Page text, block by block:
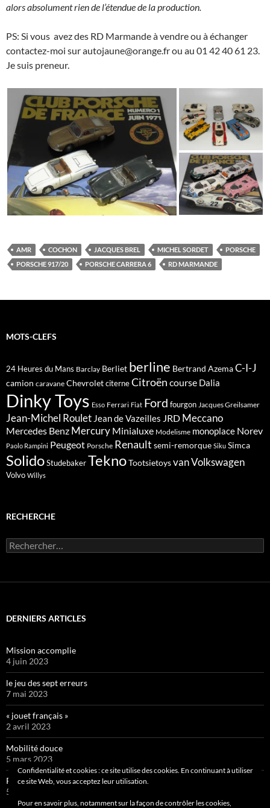
alors absolument rien de l’étendue de la production.
PS: Si vous avez des RD Marmande à vendre ou à échanger
contactez-moi sur autojaune@orange.fr ou au 01 42 40 61 23.
Je suis preneur.
AMR COCHON JACQUES BREL MICHEL SORDET
PORSCHE
PORSCHE 917/20
PORSCHE CARRERA 6 RD MARMANDE
MOTS-CLEFS
24 Heures du Mans Barclay Berliet berline Bertrand AzemaC-I-J
camion caravane ChevroletciterneCitroën course Dalia
Dinky Toys Esso Ferrari Fiat Ford fourgon Jacques Greilsamer
Jean-Michel Roulet Jean de Vazeilles JRD Meccano
Mercedes Benz Mercury Minialuxe Modelisme monoplace Norev
Paolo Rampini Peugeot Porsche Renault semi-remorque Siku Simca
SolidoStudebakerTeknoTootsietoysvanVolkswagen
Volvo Willys
RECHERCHE
Rechercher :
DERNIERS ARTICLES
Mission accomplie
4 juin 2023
le jeu des sept erreurs
7 mai 2023
« jouet français »
2 avril 2023
Mobilité douce
5 mars 2023
Pipelette 9
5 février 2023
Confidentialité et cookies : ce site utilise des cookies. En continuant à utiliser
ce site Web, vous acceptez leur utilisation.
Pour en savoir plus, notamment sur la façon de contrôler les cookies,